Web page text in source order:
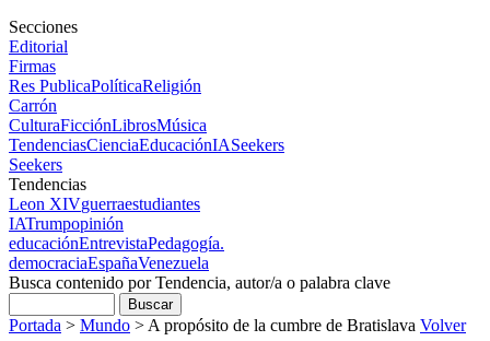
Secciones
Editorial
Firmas
Res PublicaPolíticaReligión
Carrón
CulturaFicciónLibrosMúsica
TendenciasCienciaEducaciónIASeekers
Seekers
Tendencias
Leon XIVguerraestudiantes
IATrumpopinión
educaciónEntrevistaPedagogía.
democraciaEspañaVenezuela
Busca contenido por Tendencia, autor/a o palabra clave
Portada > Mundo > A propósito de la cumbre de Bratislava Volver